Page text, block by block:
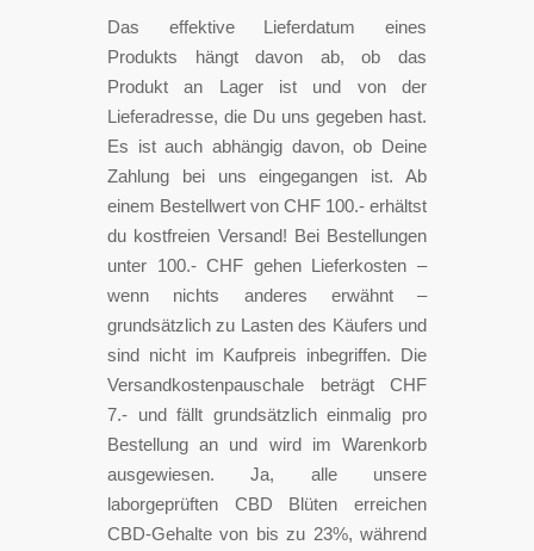
Das effektive Lieferdatum eines
Produkts hängt davon ab, ob das
Produkt an Lager ist und von der
Lieferadresse, die Du uns gegeben hast.
Es ist auch abhängig davon, ob Deine
Zahlung bei uns eingegangen ist. Ab
einem Bestellwert von CHF 100.- erhältst
du kostfreien Versand! Bei Bestellungen
unter 100.- CHF gehen Lieferkosten –
wenn nichts anderes erwähnt –
grundsätzlich zu Lasten des Käufers und
sind nicht im Kaufpreis inbegriffen. Die
Versandkostenpauschale beträgt CHF
7.- und fällt grundsätzlich einmalig pro
Bestellung an und wird im Warenkorb
ausgewiesen. Ja, alle unsere
laborgeprüften CBD Blüten erreichen
CBD-Gehalte von bis zu 23%, während